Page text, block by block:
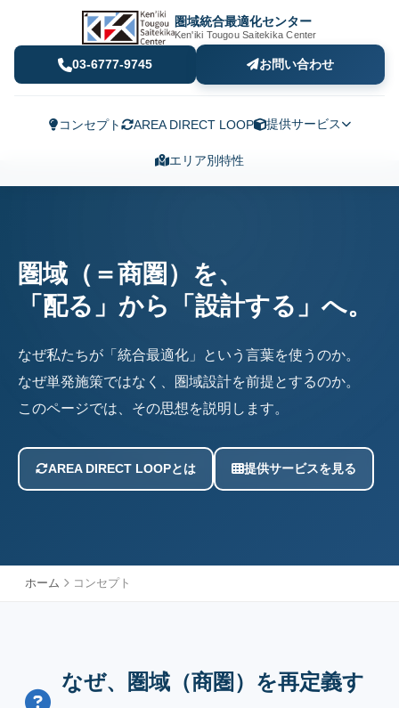
圏域統合最適化センター
Ken'iki Tougou Saitekika Center
03-6777-9745 お問い合わせ
コンセプト AREA DIRECT LOOP 提供サービス
エリア別特性
圏域（＝商圏）を、
「配る」から「設計する」へ。
なぜ私たちが「統合最適化」という言葉を使うのか。
なぜ単発施策ではなく、圏域設計を前提とするのか。
このページでは、その思想を説明します。
AREA DIRECT LOOPとは 提供サービスを見る
ホーム コンセプト
なぜ、圏域（商圏）を再定義す